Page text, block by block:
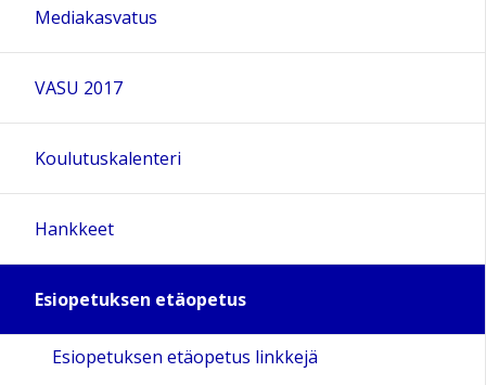
Mediakasvatus
VASU 2017
Koulutuskalenteri
Hankkeet
Esiopetuksen etäopetus
Esiopetuksen etäopetus linkkejä